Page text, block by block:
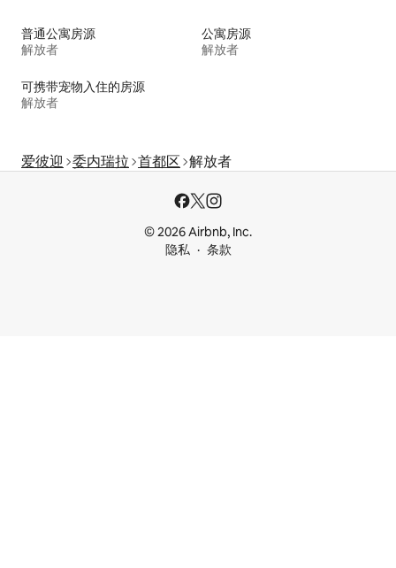
普通公寓房源
解放者
公寓房源
解放者
可携带宠物入住的房源
解放者
爱彼迎 委内瑞拉 首都区 解放者
© 2026 Airbnb, Inc.
隐私
条款